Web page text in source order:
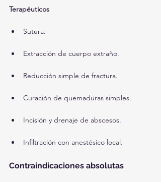
Terapéuticos
Sutura.
Extracción de cuerpo extraño.
Reducción simple de fractura.
Curación de quemaduras simples.
Incisión y drenaje de abscesos.
Infiltración con anestésico local.
Contraindicaciones absolutas